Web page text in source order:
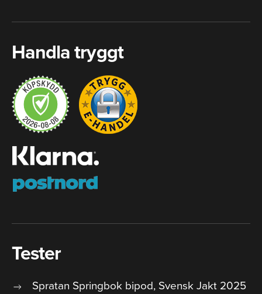
Handla tryggt
Tester
Spratan Springbok bipod, Svensk Jakt 2025